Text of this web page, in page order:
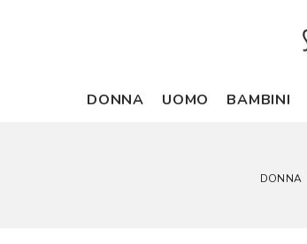
DONNA UOMO BAMBINI
DONNA